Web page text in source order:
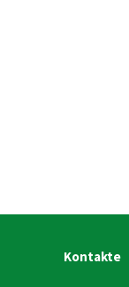
Kontakte